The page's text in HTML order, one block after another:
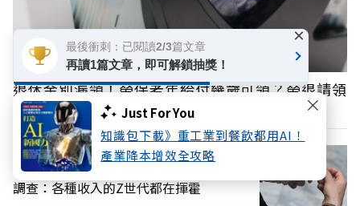
Just For You
知識包下載》重工業到餐飲都用AI！
產業降本增效全攻略
退休金別漏領！勞保老年給付幾歲可領？勞退請領
一次看懂
不管賺多少錢都一樣！不適用K型經濟，
調查：各種收入的Z世代都在揮霍
最後衝刺：已閱讀2/3篇文章
再讀1篇文章，即可解鎖抽獎！
×